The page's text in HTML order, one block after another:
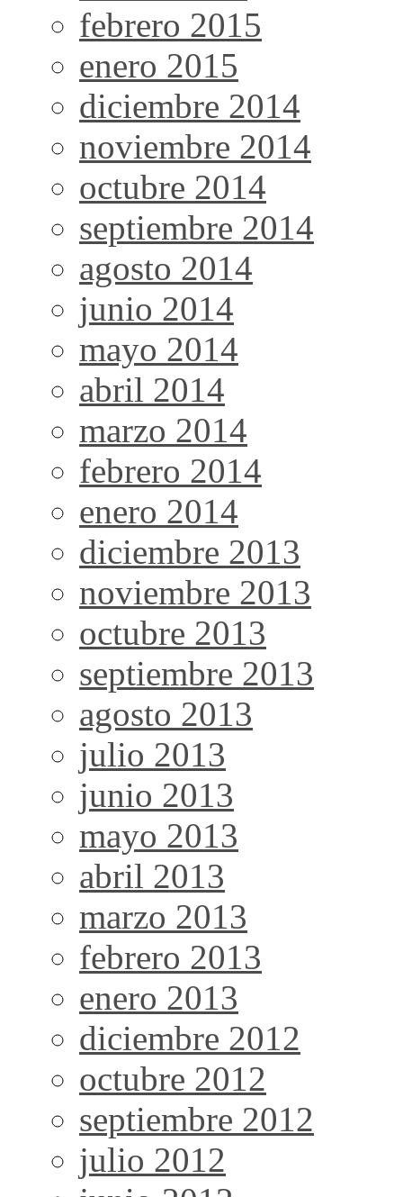
febrero 2015
enero 2015
diciembre 2014
noviembre 2014
octubre 2014
septiembre 2014
agosto 2014
junio 2014
mayo 2014
abril 2014
marzo 2014
febrero 2014
enero 2014
diciembre 2013
noviembre 2013
octubre 2013
septiembre 2013
agosto 2013
julio 2013
junio 2013
mayo 2013
abril 2013
marzo 2013
febrero 2013
enero 2013
diciembre 2012
octubre 2012
septiembre 2012
julio 2012